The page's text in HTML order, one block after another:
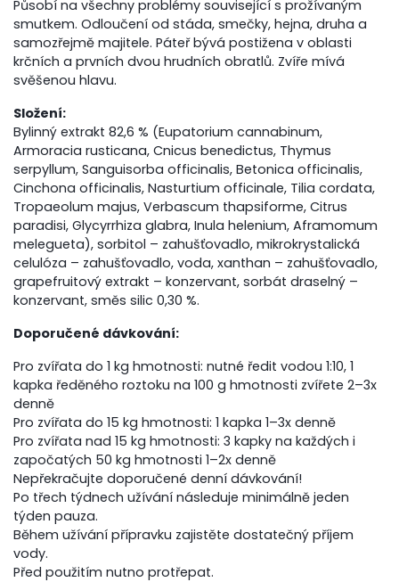
Působí na všechny problémy související s prožívaným
smutkem. Odloučení od stáda, smečky, hejna, druha a
samozřejmě majitele. Páteř bývá postižena v oblasti
krčních a prvních dvou hrudních obratlů. Zvíře mívá
svěšenou hlavu.
Složení:
Bylinný extrakt 82,6 % (Eupatorium cannabinum,
Armoracia rusticana, Cnicus benedictus, Thymus
serpyllum, Sanguisorba officinalis, Betonica officinalis,
Cinchona officinalis, Nasturtium officinale, Tilia cordata,
Tropaeolum majus, Verbascum thapsiforme, Citrus
paradisi, Glycyrrhiza glabra, Inula helenium, Aframomum
melegueta), sorbitol – zahušťovadlo, mikrokrystalická
celulóza – zahušťovadlo, voda, xanthan – zahušťovadlo,
grapefruitový extrakt – konzervant, sorbát draselný –
konzervant, směs silic 0,30 %.
Doporučené dávkování:
Pro zvířata do 1 kg hmotnosti: nutné ředit vodou 1:10, 1
kapka ředěného roztoku na 100 g hmotnosti zvířete 2–3x
denně
Pro zvířata do 15 kg hmotnosti: 1 kapka 1–3x denně
Pro zvířata nad 15 kg hmotnosti: 3 kapky na každých i
započatých 50 kg hmotnosti 1–2x denně
Nepřekračujte doporučené denní dávkování!
Po třech týdnech užívání následuje minimálně jeden
týden pauza.
Během užívání přípravku zajistěte dostatečný příjem
vody.
Před použitím nutno protřepat.